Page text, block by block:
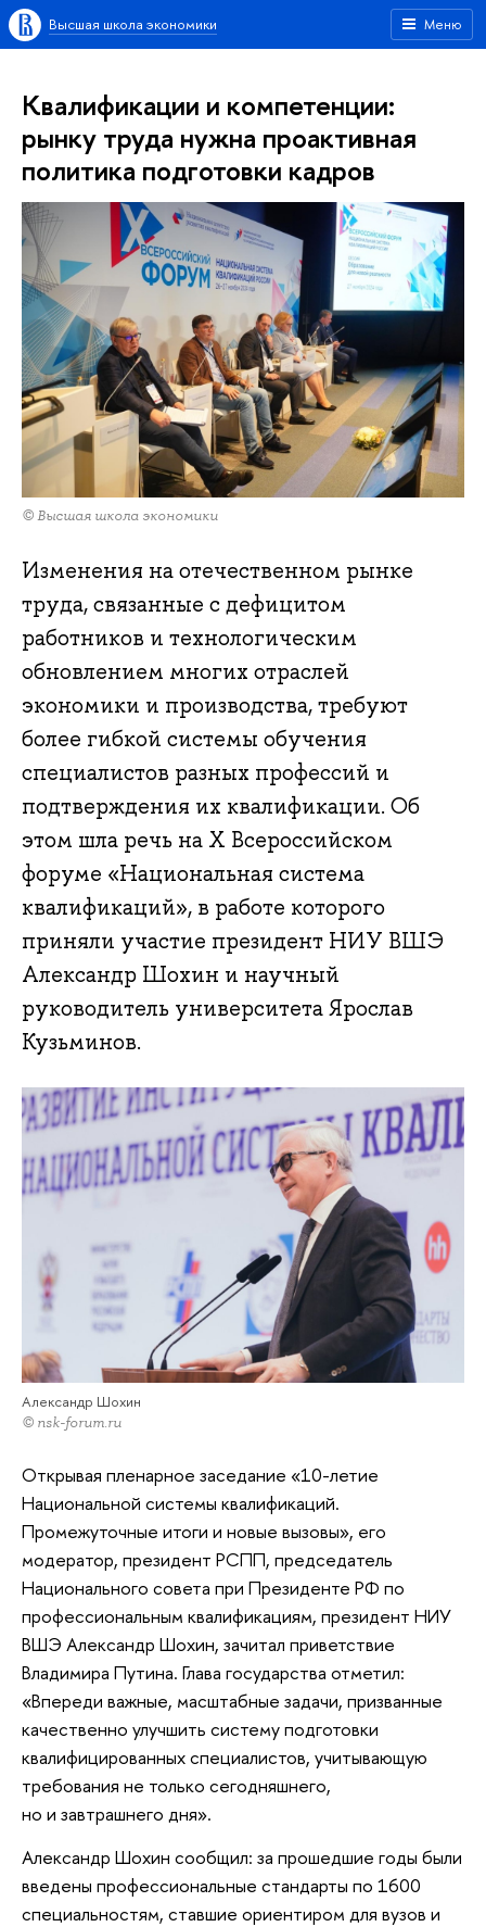
Меню
Высшая школа экономики
Квалификации и компетенции:
рынку труда нужна проактивная
политика подготовки кадров
© Высшая школа экономики
Изменения на отечественном рынке
труда, связанные с дефицитом
работников и технологическим
обновлением многих отраслей
экономики и производства, требуют
более гибкой системы обучения
специалистов разных профессий и
подтверждения их квалификации. Об
этом шла речь на Х Всероссийском
форуме «Национальная система
квалификаций», в работе которого
приняли участие президент НИУ ВШЭ
Александр Шохин и научный
руководитель университета Ярослав
Кузьминов.
Александр Шохин
© nsk-forum.ru
Открывая пленарное заседание «10-летие
Национальной системы квалификаций.
Промежуточные итоги и новые вызовы», его
модератор, президент РСПП, председатель
Национального совета при Президенте РФ по
профессиональным квалификациям, президент НИУ
ВШЭ Александр Шохин, зачитал приветствие
Владимира Путина. Глава государства отметил:
«Впереди важные, масштабные задачи, призванные
качественно улучшить систему подготовки
квалифицированных специалистов, учитывающую
требования не только сегодняшнего,
но и завтрашнего дня».
Александр Шохин сообщил: за прошедшие годы были
введены профессиональные стандарты по 1600
специальностям, ставшие ориентиром для вузов и